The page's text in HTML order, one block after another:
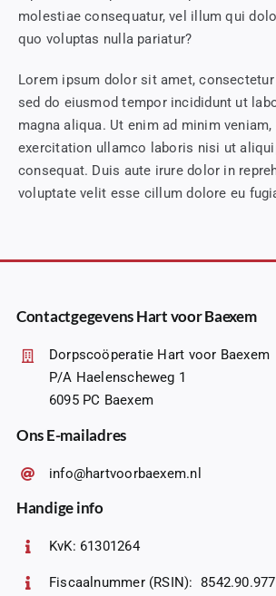
molestiae consequatur, vel illum qui
quo voluptas nulla pariatur?
Lorem ipsum dolor sit amet,
sed do eiusmod tempor incididunt ut
magna aliqua. Ut enim ad minim
exercitation ullamco laboris nisi ut
consequat. Duis aute irure dolor in
voluptate velit esse cillum dolore eu
Contactgegevens Hart voor Baexem
Dorpscoöperatie Hart voor Baexem
P/A Haelenscheweg 1
6095 PC Baexem
Ons E-mailadres
info@hartvoorbaexem.nl
Handige info
KvK: 61301264
Fiscaalnummer (RSIN): 8542.90.977